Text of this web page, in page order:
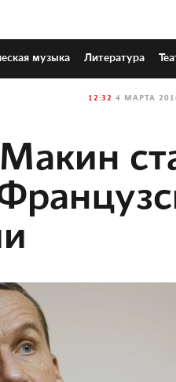
музыка Литература
12:32 4 МАРТА